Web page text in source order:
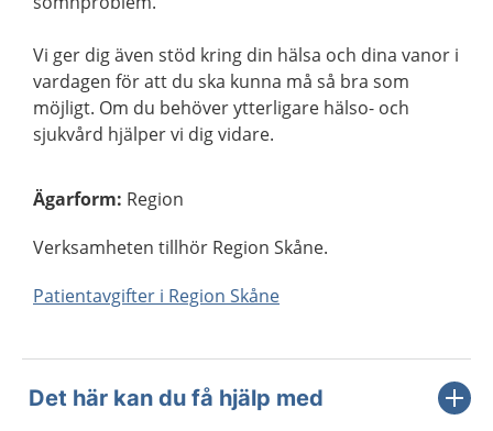
Vi ger dig även stöd kring din hälsa och dina vanor i
vardagen för att du ska kunna må så bra som
möjligt. Om du behöver ytterligare hälso- och
sjukvård hjälper vi dig vidare.
Ägarform: Region
Verksamheten tillhör Region Skåne.
Patientavgifter i Region Skåne
Det här kan du få hjälp med